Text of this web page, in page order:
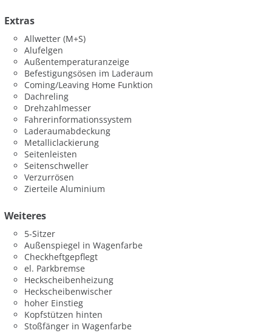
Extras
Allwetter (M+S)
Alufelgen
Außentemperaturanzeige
Befestigungsösen im Laderaum
Coming/Leaving Home Funktion
Dachreling
Drehzahlmesser
Fahrerinformationssystem
Laderaumabdeckung
Metalliclackierung
Seitenleisten
Seitenschweller
Verzurrösen
Zierteile Aluminium
Weiteres
5-Sitzer
Außenspiegel in Wagenfarbe
Checkheftgepflegt
el. Parkbremse
Heckscheibenheizung
Heckscheibenwischer
hoher Einstieg
Kopfstützen hinten
Stoßfänger in Wagenfarbe